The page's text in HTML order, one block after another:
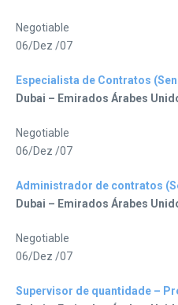
Negotiable
06/Dez /07
Especialista de Contratos
Dubai – Emirados Árabes
Negotiable
06/Dez /07
Administrador de contratos
Dubai – Emirados Árabes
Negotiable
06/Dez /07
Supervisor de quantidade –